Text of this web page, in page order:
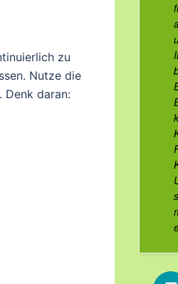
zu
Nutze die
Denk daran: